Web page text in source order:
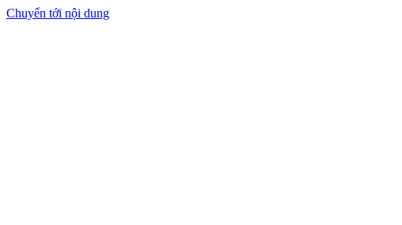
Chuyển tới nội dung